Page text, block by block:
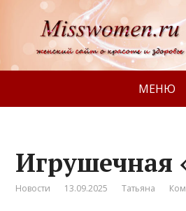
МЕНЮ
Игрушечная
Новости 13.09.2025 Татьяна